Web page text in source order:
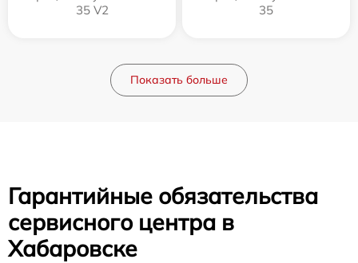
35 V2
35
Показать больше
Гарантийные обязательства
сервисного центра в
Хабаровске